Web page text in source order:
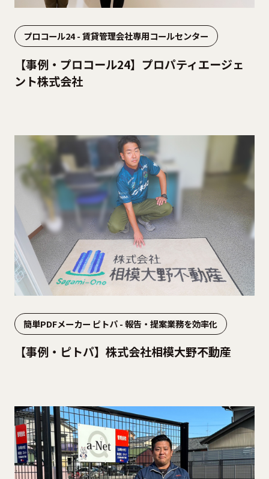
プロコール24 - 賃貸管理会社専用コールセンター
【事例・プロコール24】プロパティエージェ
ント株式会社
簡単PDFメーカー ピトパ - 報告・提案業務を効率化
【事例・ピトパ】株式会社相模大野不動産